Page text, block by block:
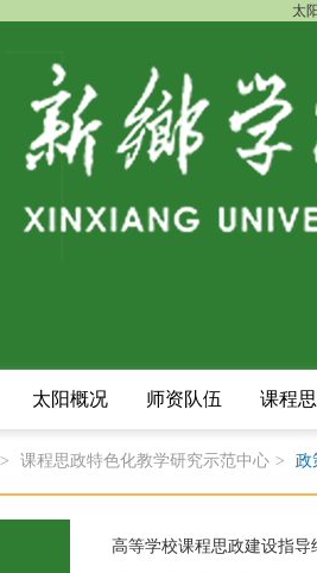
太
太阳概况 师资队伍 课程
> 课程思政特色化教学研究示范中心 > 政
高等学校课程思政建设指导